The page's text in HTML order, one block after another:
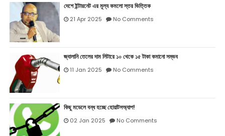
দেশে ইন্টারনেট এর মূল্য কমলো স্তর ভিত্তিক
21 Apr 2025 No Comments
জ্বালানি তেলের দাম লিটারে ১০ থেকে ১৫ টাকা কমানো সম্ভব
11 Jan 2025 No Comments
কিছু মডেলে বন্ধ হচ্ছে হোয়াটসঅ্যাপ!
02 Jan 2025 No Comments